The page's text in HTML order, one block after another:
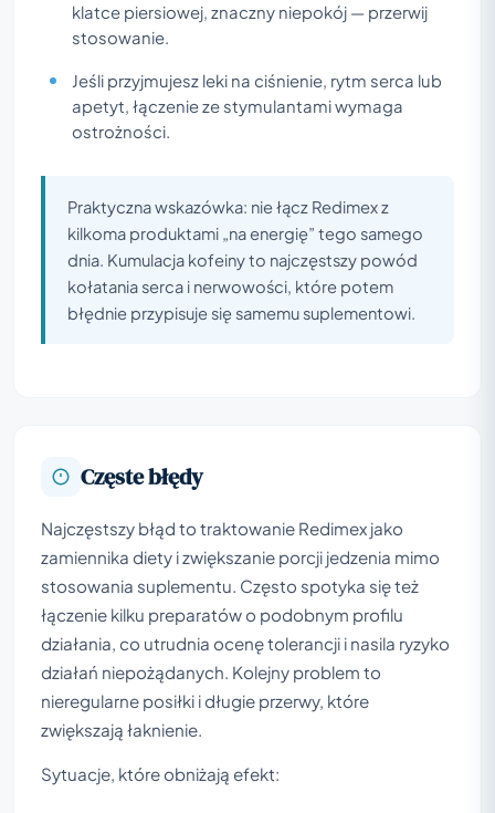
klatce piersiowej, znaczny niepokój — przerwij
stosowanie.
Jeśli przyjmujesz leki na ciśnienie, rytm serca lub
apetyt, łączenie ze stymulantami wymaga
ostrożności.
Praktyczna wskazówka: nie łącz Redimex z
kilkoma produktami „na energię” tego samego
dnia. Kumulacja kofeiny to najczęstszy powód
kołatania serca i nerwowości, które potem
błędnie przypisuje się samemu suplementowi.
Częste błędy
Najczęstszy błąd to traktowanie Redimex jako
zamiennika diety i zwiększanie porcji jedzenia mimo
stosowania suplementu. Często spotyka się też
łączenie kilku preparatów o podobnym profilu
działania, co utrudnia ocenę tolerancji i nasila ryzyko
działań niepożądanych. Kolejny problem to
nieregularne posiłki i długie przerwy, które
zwiększają łaknienie.
Sytuacje, które obniżają efekt: